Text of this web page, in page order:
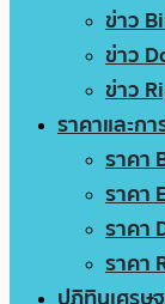
ข่าว
ข่าว
ข่าว
ราคาและกา
ราคา
ราคา
ราคา
ราคา